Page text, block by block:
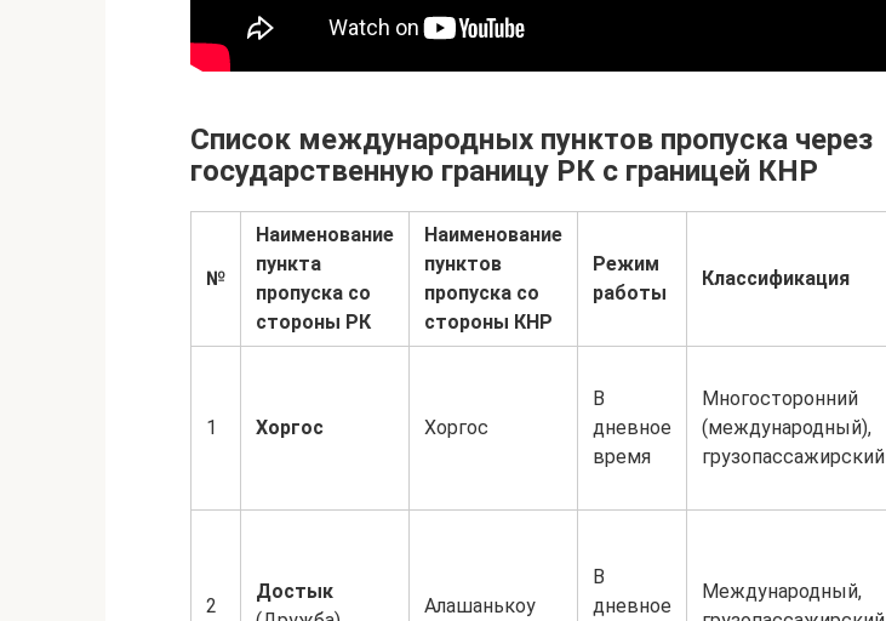
Список международных пунктов пропуска через
государственную границу РК с границей КНР
№
Наименование
пункта
пропуска со
стороны РК
Наименование
пунктов
пропуска со
стороны КНР
Режим
работы
Классификация
1 Хоргос Хоргос
В
дневное
время
Многосторонний
(международный),
грузопассажирский
2
Достык
Алашанькоу
В
дневное
Международный,